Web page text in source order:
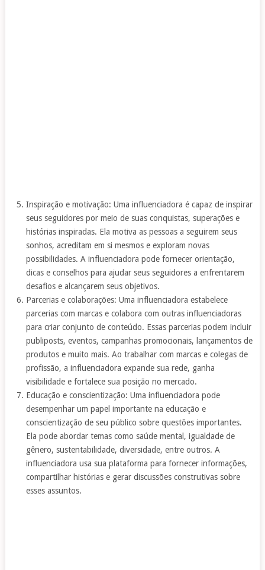
Inspiração e motivação: Uma influenciadora é capaz de inspirar
seus seguidores por meio de suas conquistas, superações e
histórias inspiradas. Ela motiva as pessoas a seguirem seus
sonhos, acreditam em si mesmos e exploram novas
possibilidades. A influenciadora pode fornecer orientação,
dicas e conselhos para ajudar seus seguidores a enfrentarem
desafios e alcançarem seus objetivos.
Parcerias e colaborações: Uma influenciadora estabelece
parcerias com marcas e colabora com outras influenciadoras
para criar conjunto de conteúdo. Essas parcerias podem incluir
publiposts, eventos, campanhas promocionais, lançamentos de
produtos e muito mais. Ao trabalhar com marcas e colegas de
profissão, a influenciadora expande sua rede, ganha
visibilidade e fortalece sua posição no mercado.
Educação e conscientização: Uma influenciadora pode
desempenhar um papel importante na educação e
conscientização de seu público sobre questões importantes.
Ela pode abordar temas como saúde mental, igualdade de
gênero, sustentabilidade, diversidade, entre outros. A
influenciadora usa sua plataforma para fornecer informações,
compartilhar histórias e gerar discussões construtivas sobre
esses assuntos.